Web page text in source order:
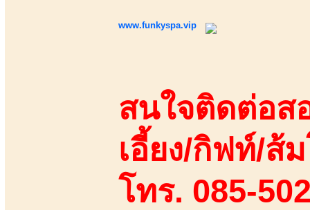
www.funkyspa.vip
สนใจติดต่อส
เอี้ยง/กิฟท์/ส้
โทร. 085-